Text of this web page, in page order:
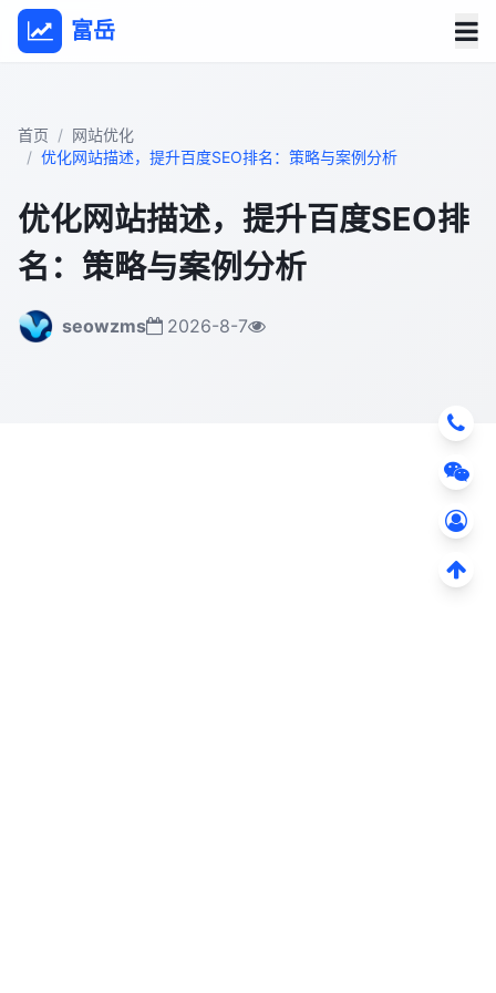
富岳
首页
网站优化
优化网站描述，提升百度SEO排名：策略与案例分析
优化网站描述，提升百度SEO排
名：策略与案例分析
seowzms 2026-8-7